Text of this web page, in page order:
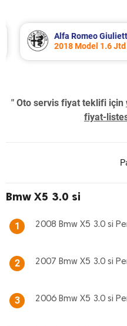
Alfa Romeo Giulietta
2018 Model 1.6 Jtd
" Oto servis fiyat teklifi için
fiyat-
Bmw X5 3.0 si
1 2008 Bmw X5 3.0 si
2 2007 Bmw X5 3.0 si
3 2006 Bmw X5 3.0 si